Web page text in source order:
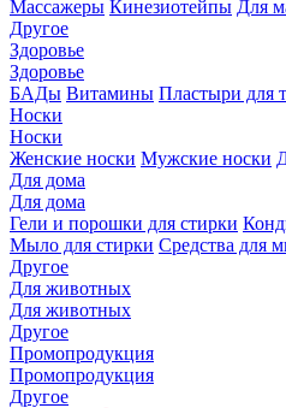
Массажеры Кинезиотейпы Для
Другое
Здоровье
Здоровье
БАДы Витамины Пластыри для
Носки
Носки
Женские носки Мужские носки
Для дома
Для дома
Гели и порошки для стирки
Мыло для стирки Средства для
Другое
Для животных
Для животных
Другое
Промопродукция
Промопродукция
Другое